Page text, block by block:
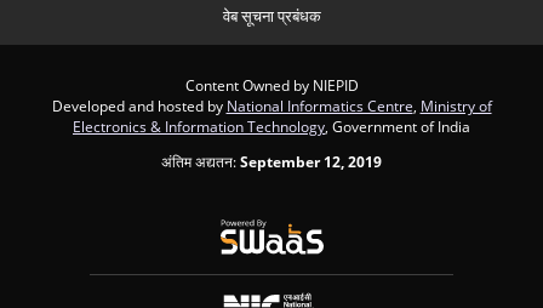
वेब सूचना प्रबंधक
Content Owned by NIEPID
Developed and hosted by National Informatics Centre Ministry of
Electronics & Information Technology , Government of India
अंतिम अद्यतन:September 12, 2019